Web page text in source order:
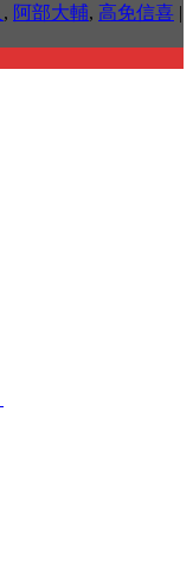
, 阿部大輔, 高免信喜 |